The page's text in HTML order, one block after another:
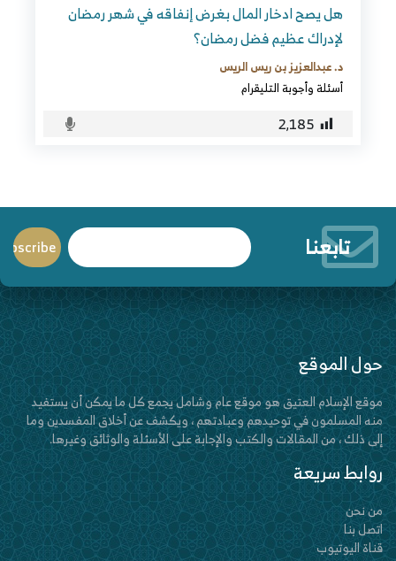
هل يصح ادخار المال بغرض إنفاقه في شهر رمضان
لإدراك عظيم فضل رمضان؟
د. عبدالعزيز بن ريس الريس
أسئلة وأجوبة التليقرام
2٬185
تابعنا
حول الموقع
موقع الإسلام العتيق هو موقع عام وشامل يجمع كل ما يمكن أن يستفيد
منه المسلمون في توحيدهم وعبادتهم ، ويكشف عن أخلاق المفسدين وما
إلى ذلك ، من المقالات والكتب والإجابة على الأسئلة والوثائق وغيرها.
روابط سريعة
من نحن
اتصل بنا
قناة اليوتيوب